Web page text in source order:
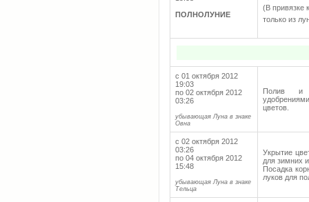
ПОЛНОЛУНИЕ
(В привязке
только из
с 01 октября 2012
19:03
по 02 октября 2012
03:26
убывающая Луна в знаке
Овна
Полив и
цветов.
с 02 октября 2012
03:26
по 04 октября 2012
15:48
убывающая Луна в знаке
Тельца
Укрытие
для зимних
Посадка
луков для